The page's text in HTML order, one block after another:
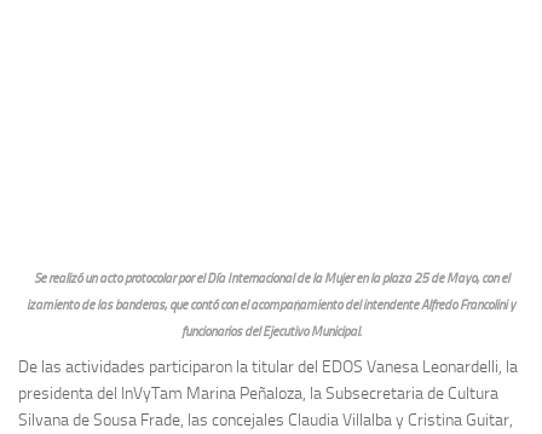
Se realizó un acto protocolar por el Día Internacional de la Mujer en la plaza 25 de Mayo, con el
izamiento de las banderas, que contó con el acompañamiento del intendente Alfredo Francolini y
funcionarios del Ejecutivo Municipal.
De las actividades participaron la titular del EDOS Vanesa Leonardelli, la
presidenta del InVyTam Marina Peñaloza, la Subsecretaria de Cultura
Silvana de Sousa Frade, las concejales Claudia Villalba y Cristina Guitar,